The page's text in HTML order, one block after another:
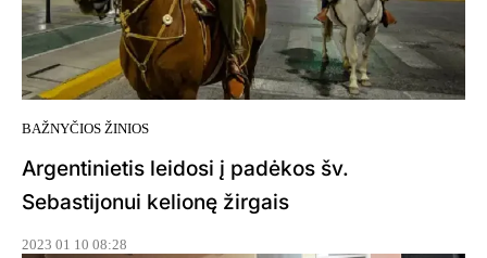
BAŽNYČIOS ŽINIOS
Argentinietis leidosi į padėkos šv.
Sebastijonui kelionę žirgais
2023 01 10 08:28